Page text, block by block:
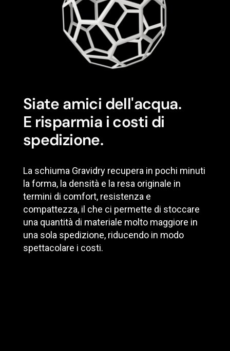
Siate amici dell'acqua.
E risparmia i costi di
spedizione.
La schiuma Gravidry recupera in pochi minuti
la forma, la densità e la resa originale in
termini di comfort, resistenza e
compattezza, il che ci permette di stoccare
una quantità di materiale molto maggiore in
una sola spedizione, riducendo in modo
spettacolare i costi.